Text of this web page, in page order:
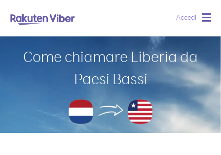
Accedi
Come chiamare Liberia da
Paesi Bassi